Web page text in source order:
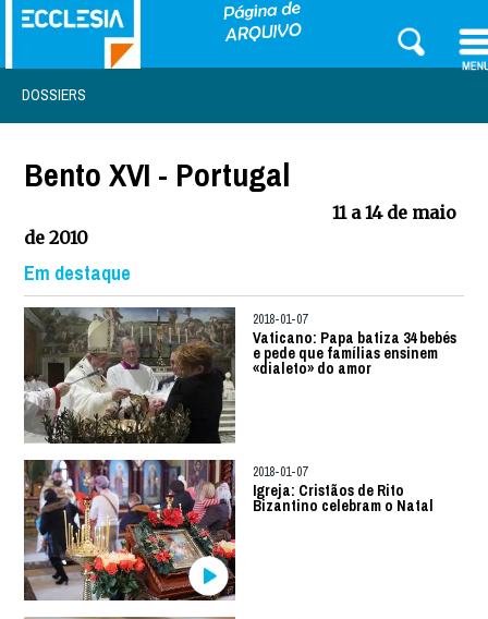
DOSSIERS
Bento XVI - Portugal
11 a 14 de maio
de 2010
Em destaque
2018-01-07
Vaticano: Papa batiza 34 bebés
e pede que famílias ensinem
«dialeto» do amor
2018-01-07
Igreja: Cristãos de Rito
Bizantino celebram o Natal